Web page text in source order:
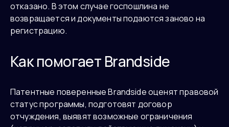
отказано. В этом случае госпошлина не
возвращается и документы подаются заново на
регистрацию.
Как помогает Brandside
Патентные поверенные Brandside оценят правовой
статус программы, подготовят договор
отчуждения, выявят возможные ограничения